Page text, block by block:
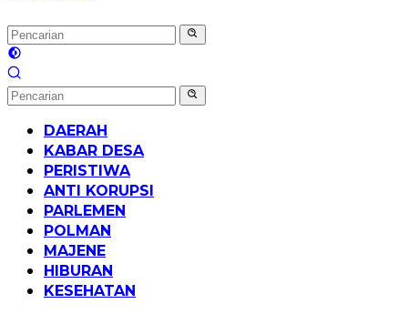
dan
Tajam
DAERAH
KABAR DESA
PERISTIWA
ANTI KORUPSI
PARLEMEN
POLMAN
MAJENE
HIBURAN
KESEHATAN